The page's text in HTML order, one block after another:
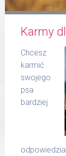
Karmy
Chcesz
karmić
swojego
psa
bardziej